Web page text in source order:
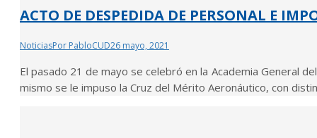
ACTO DE DESPEDIDA DE PERSONAL E
NoticiasPor PabloCUD26 mayo, 2021
El pasado 21 de mayo se celebró en la Academia General
mismo se le impuso la Cruz del Mérito Aeronáutico, con